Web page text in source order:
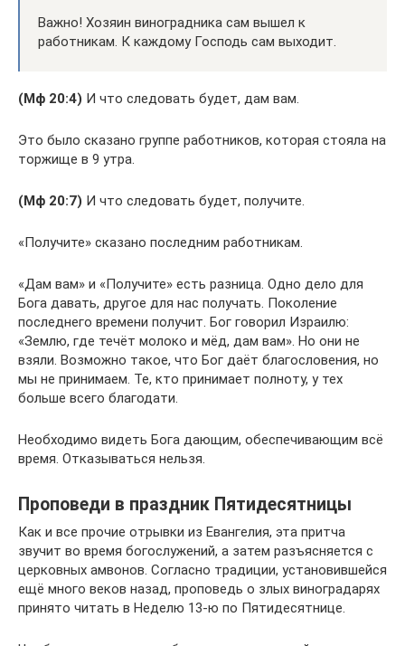
Важно! Хозяин виноградника сам вышел к
работникам. К каждому Господь сам выходит.
(Мф 20:4) И что следовать будет, дам вам.
Это было сказано группе работников, которая стояла на
торжище в 9 утра.
(Мф 20:7) И что следовать будет, получите.
«Получите» сказано последним работникам.
«Дам вам» и «Получите» есть разница. Одно дело для
Бога давать, другое для нас получать. Поколение
последнего времени получит. Бог говорил Израилю:
«Землю, где течёт молоко и мёд, дам вам». Но они не
взяли. Возможно такое, что Бог даёт благословения, но
мы не принимаем. Те, кто принимает полноту, у тех
больше всего благодати.
Необходимо видеть Бога дающим, обеспечивающим всё
время. Отказываться нельзя.
Проповеди в праздник Пятидесятницы
Как и все прочие отрывки из Евангелия, эта притча
звучит во время богослужений, а затем разъясняется с
церковных амвонов. Согласно традиции, установившейся
ещё много веков назад, проповедь о злых виноградарях
принято читать в Неделю 13-ю по Пятидесятнице.